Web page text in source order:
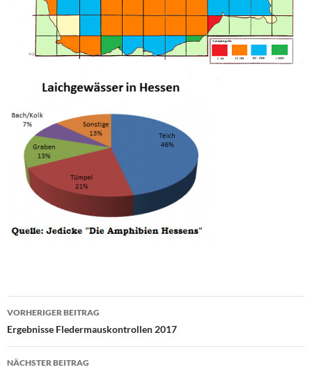
Beitrags-
Navigation
VORHERIGER BEITRAG
Ergebnisse Fledermauskontrollen 2017
NÄCHSTER BEITRAG